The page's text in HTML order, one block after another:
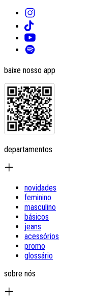
baixe nosso app
departamentos
novidades
feminino
masculino
básicos
jeans
acessórios
promo
glossário
sobre nós